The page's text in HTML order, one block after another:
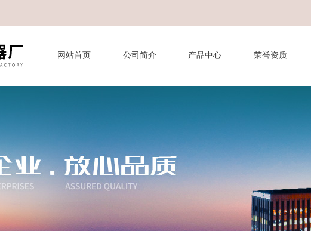
网站首页 公司简介 产品中心 荣誉资质